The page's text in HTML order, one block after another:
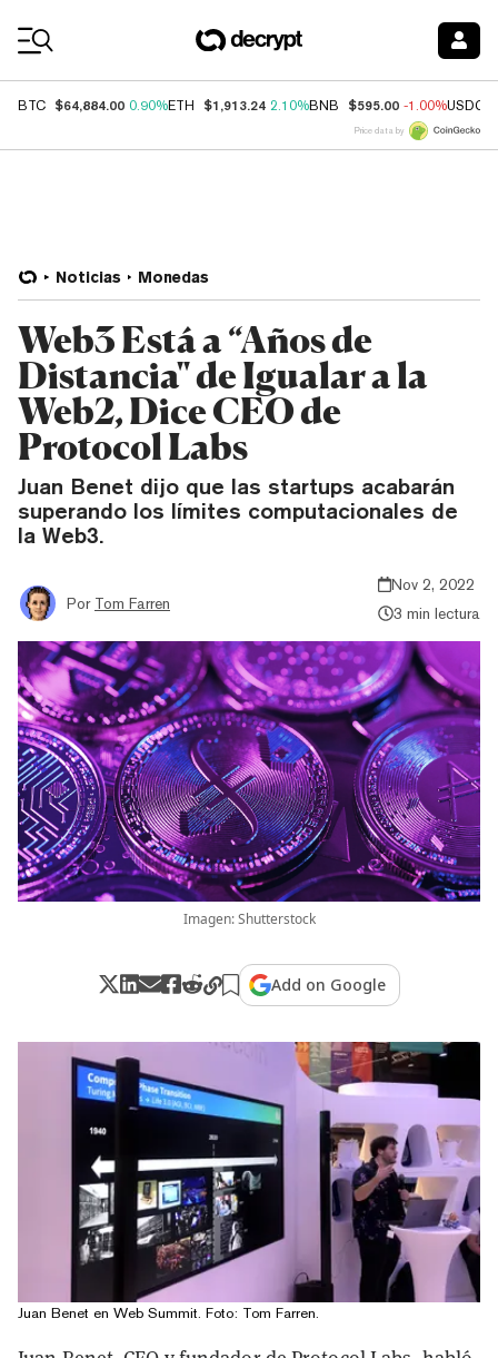
BTC $64,884.00 0.90%ETH $1,913.24 2.10%BNB $595.00 -1.00%USDC
Price data by
Noticias Monedas
Web3 Está a “Años de
Distancia" de Igualar a la
Web2, Dice CEO de
Protocol Labs
Juan Benet dijo que las startups acabarán
superando los límites computacionales de
la Web3.
Por Tom Farren
Nov 2, 2022
3 min lectura
Imagen: Shutterstock
Add on Google
Juan Benet en Web Summit. Foto: Tom Farren.